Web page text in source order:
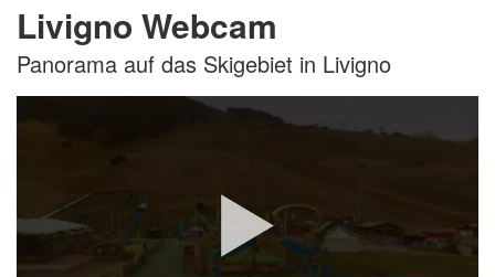
Livigno Webcam
Panorama auf das Skigebiet in Livigno